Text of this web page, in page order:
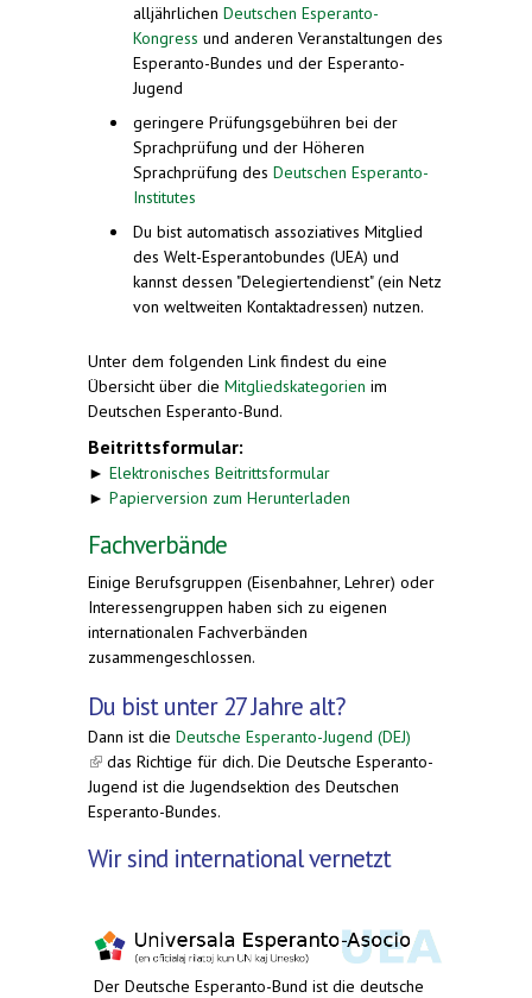
alljährlichen Deutschen Esperanto-
Kongress und anderen Veranstaltungen des
Esperanto-Bundes und der Esperanto-
Jugend
geringere Prüfungsgebühren bei der
Sprachprüfung und der Höheren
Sprachprüfung des Deutschen Esperanto-
Institutes
Du bist automatisch assoziatives Mitglied
des Welt-Esperantobundes (UEA) und
kannst dessen "Delegiertendienst" (ein Netz
von weltweiten Kontaktadressen) nutzen.
Unter dem folgenden Link findest du eine
Übersicht über die Mitgliedskategorien im
Deutschen Esperanto-Bund.
Beitrittsformular:
► Elektronisches Beitrittsformular
► Papierversion zum Herunterladen
Fachverbände
Einige Berufsgruppen (Eisenbahner, Lehrer) oder
Interessengruppen haben sich zu eigenen
internationalen Fachverbänden
zusammengeschlossen.
Du bist unter 27 Jahre alt?
Dann ist die Deutsche Esperanto-Jugend (DEJ)
(link is external)
das Richtige für dich. Die Deutsche Esperanto-
Jugend ist die Jugendsektion des Deutschen
Esperanto-Bundes.
Wir sind international vernetzt
Der Deutsche Esperanto-Bund ist die deutsche